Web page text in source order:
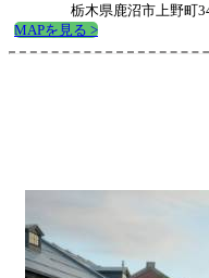
栃木県鹿沼市上野町
MAPを見る >